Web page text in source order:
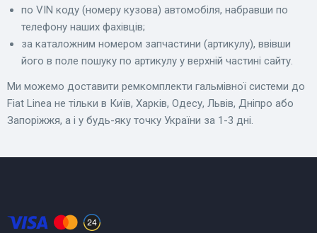
по VIN коду (номеру кузова) автомобіля, набравши по
телефону наших фахівців;
за каталожним номером запчастини (артикулу), ввівши
його в поле пошуку по артикулу у верхній частині сайту.
Ми можемо доставити ремкомплекти гальмівної системи до
Fiat Linea не тільки в Київ, Харків, Одесу, Львів, Дніпро або
Запоріжжя, а і у будь-яку точку України за 1-3 дні.